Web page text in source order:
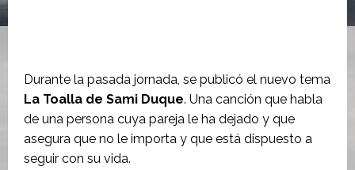
Durante la pasada jornada, se publicó el nuevo tema
La Toalla de Sami Duque. Una canción que habla
de una persona cuya pareja le ha dejado y que
asegura que no le importa y que está dispuesto a
seguir con su vida.